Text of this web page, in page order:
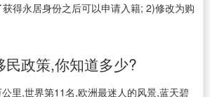
得永居身份之后可以申请入籍; 2)修改为购
民政策,你知道多少?
里,世界第11名,欧洲最迷人的风景,蓝天碧